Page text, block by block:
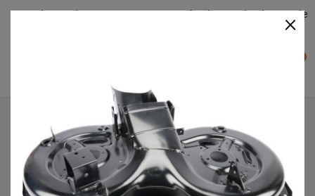
Plateaudecoupe.com : Trouver facilement le plateau de
Accueil
Plateau de coupe
Plateau de coupe 92 cm 3825640751 pour PLUS 13 5/92 H
(2009)
×